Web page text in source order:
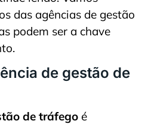
das agências de gestão
podem ser a chave
de gestão de
de tráfego é